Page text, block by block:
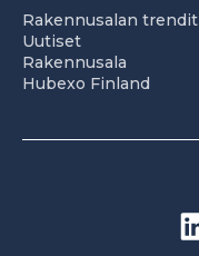
Rakennusalan trendit
Uutiset
Rakennusala
Hubexo Finland